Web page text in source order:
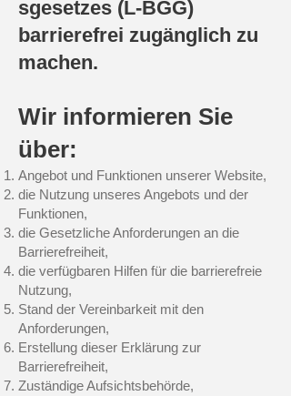
sgesetzes (L-BGG)
barrierefrei zugänglich zu
machen.
Wir informieren Sie
über:
Angebot und Funktionen unserer Website,
die Nutzung unseres Angebots und der
Funktionen,
die Gesetzliche Anforderungen an die
Barrierefreiheit,
die verfügbaren Hilfen für die barrierefreie
Nutzung,
Stand der Vereinbarkeit mit den
Anforderungen,
Erstellung dieser Erklärung zur
Barrierefreiheit,
Zuständige Aufsichtsbehörde,